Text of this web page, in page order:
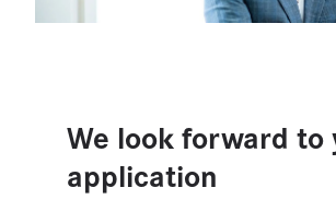
We look forward to
application